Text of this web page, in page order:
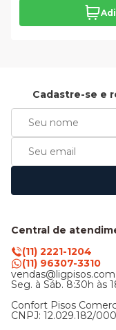
Cadastre-se e
Central de
(11) 2221-1204
(11) 96307-3310
Seg. à Sáb. 8:30h às
Confort Pisos
CNPJ: 12.029.182/